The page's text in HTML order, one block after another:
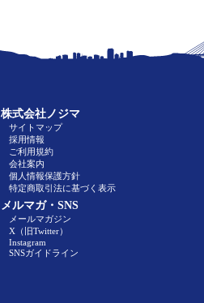
株式会社ノジマ
サイトマップ
採用情報
ご利用規約
会社案内
個人情報保護方針
特定商取引法に基づく表示
メルマガ・SNS
メールマガジン
X（旧Twitter）
Instagram
SNSガイドライン